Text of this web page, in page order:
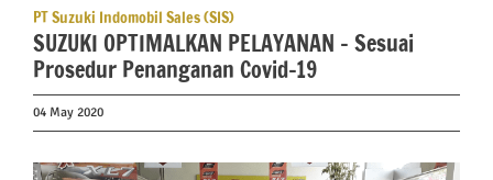
PT Suzuki Indomobil Sales (SIS)
SUZUKI OPTIMALKAN PELAYANAN – Sesuai
Prosedur Penanganan Covid-19
04 May 2020
View